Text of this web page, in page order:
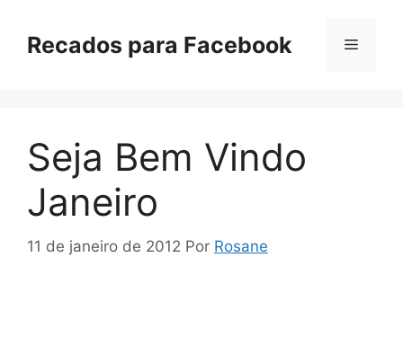
paraRecados para Facebook Menu
Seja Bem Vindo
Janeiro
11 de janeiro de 2012 Por Rosane